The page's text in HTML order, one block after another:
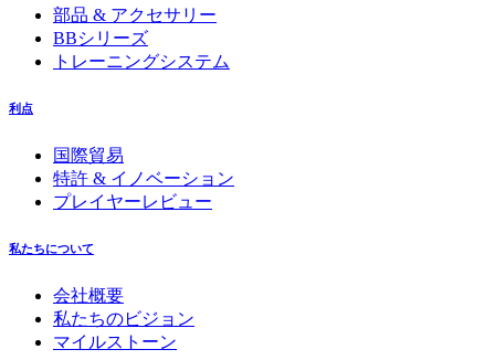
部品 & アクセサリー
BBシリーズ
トレーニングシステム
利点
国際貿易
特許 & イノベーション
プレイヤーレビュー
私たちについて
会社概要
私たちのビジョン
マイルストーン